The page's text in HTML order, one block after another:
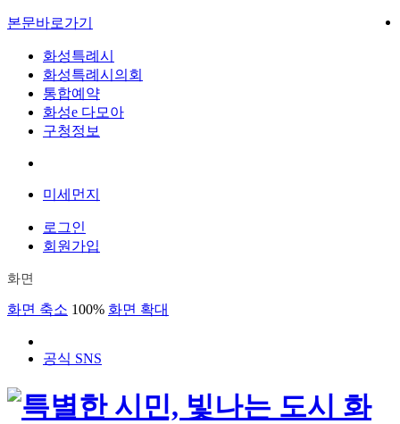
본문바로가기
화성특례시
화성특례시의회
통합예약
화성e 다모아
구청정보
미세먼지
로그인
회원가입
화면
화면 축소 100% 화면 확대
공식 SNS